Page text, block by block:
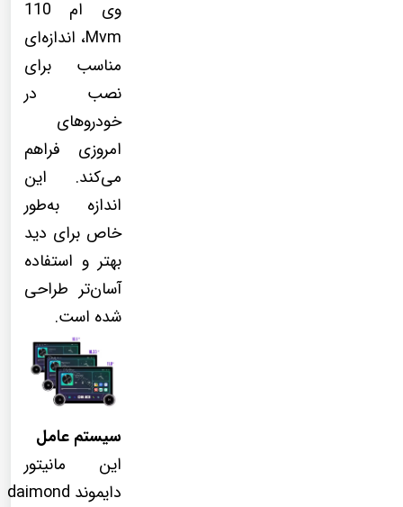
وی ام 110
Mvm، اندازه‌ای
مناسب برای
نصب در
خودروهای
امروزی فراهم
می‌کند. این
اندازه به‌طور
خاص برای دید
بهتر و استفاده
آسان‌تر طراحی
شده است.
سیستم عامل
این مانیتور
دایموند daimond